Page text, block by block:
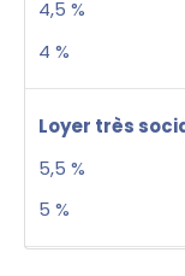
4,5 %
4 %
Loyer très
5,5 %
5 %